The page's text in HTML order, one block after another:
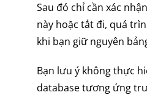
Sau đó chỉ cần xác
này hoặc tắt đi, quá
khi bạn giữ nguyên
Bạn lưu ý không thực
database tương ứng